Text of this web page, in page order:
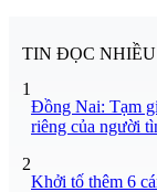
TIN ĐỌC NHIỀU
1
Đồng Nai: Tạm
riêng của người
2
Khởi tố thêm 6